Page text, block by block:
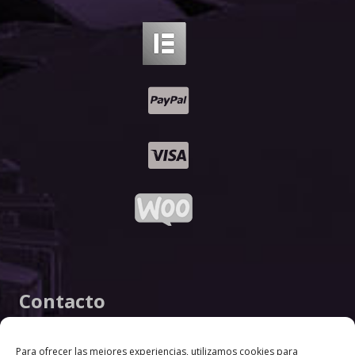
Para ofrecer las mejores experiencias, utilizamos cookies para
Contacto